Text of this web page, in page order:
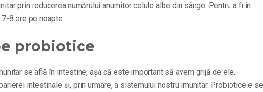
prin reducerea numărului anumitor celule albe din sânge. Pentru a fi în
8 ore pe noapte.
probiotice
se află în intestine, așa că este important să avem grijă de ele.
intestinale și, prin urmare, a sistemului nostru imunitar. Probioticele se